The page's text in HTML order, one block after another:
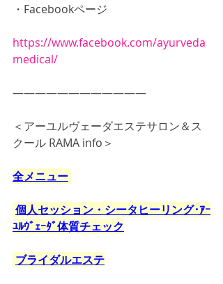
・Facebookページ
https://www.facebook.com/ayurveda
medical/
――――――――――――
＜アーユルヴェーダエステサロン＆ス
クール RAMA info＞
全メニュー
個人セッション・シータヒーリング･ｱｰ
ﾕﾙｳﾞｪｰﾀﾞ体質チェック
ブライダルエステ